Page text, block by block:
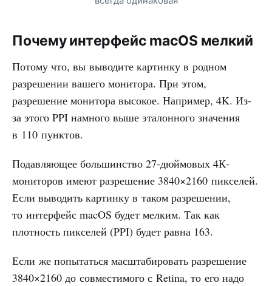
Почему интерфейс macOS мелкий
Потому что, вы выводите картинку в родном
разрешении вашего монитора. При этом,
разрешение монитора высокое. Например, 4K. Из-
за этого PPI намного выше эталонного значения
в 110 пунктов.
Подавляющее большинство 27-дюймовых 4К-
мониторов имеют разрешение 3840×2160 пикселей.
Если выводить картинку в таком разрешении,
то интерфейс macOS будет мелким. Так как
плотность пикселей (PPI) будет равна 163.
Если же попытаться масштабировать разрешение
3840×2160 до совместимого с Retina, то его надо